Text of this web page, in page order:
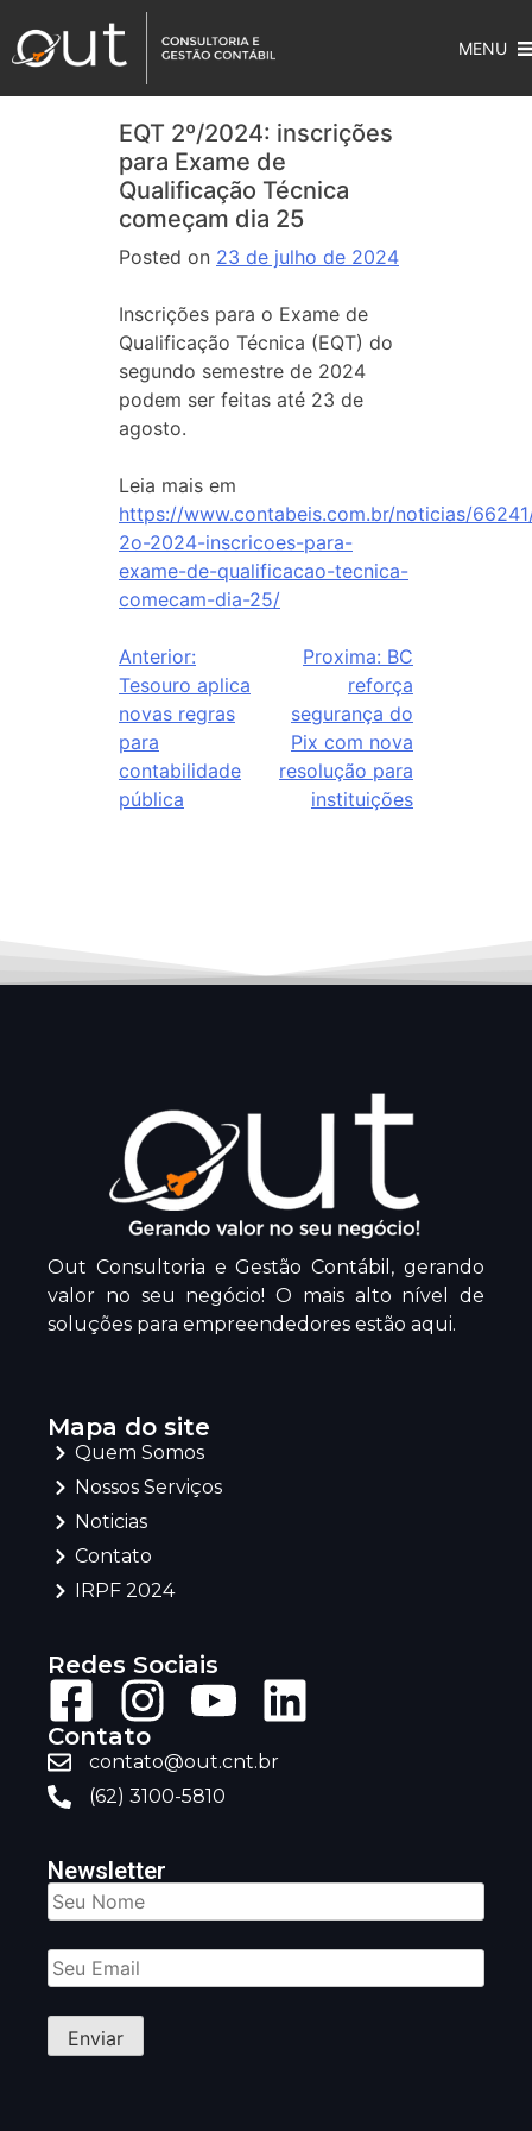
MENU
EQT 2º/2024: inscrições
para Exame de
Qualificação Técnica
começam dia 25
Posted on 23 de julho de 2024
Inscrições para o Exame de
Qualificação Técnica (EQT) do
segundo semestre de 2024
podem ser feitas até 23 de
agosto.
Leia mais em
https://www.contabeis.com.br/noticias/
2o-2024-inscricoes-para-
exame-de-qualificacao-tecnica-
comecam-dia-25/
Anterior:
Tesouro aplica
novas regras
para
contabilidade
pública
Proxima: BC
reforça
segurança do
Pix com nova
resolução para
instituições
Out Consultoria e Gestão Contábil, gerando
valor no seu negócio! O mais alto nível de
soluções para empreendedores estão aqui.
Mapa do site
Quem Somos
Nossos Serviços
Noticias
Contato
IRPF 2024
Redes Sociais
Contato
contato@out.cnt.br
(62) 3100-5810
Newsletter